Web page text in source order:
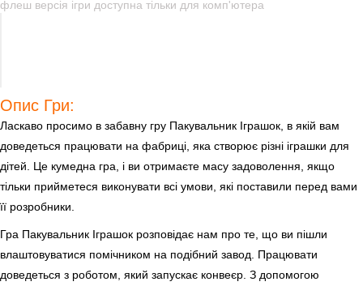
флеш версія ігри доступна тільки для комп'ютера
Опис Гри:
Ласкаво просимо в забавну гру Пакувальник Іграшок, в якій вам
доведеться працювати на фабриці, яка створює різні іграшки для
дітей. Це кумедна гра, і ви отримаєте масу задоволення, якщо
тільки прийметеся виконувати всі умови, які поставили перед вами
її розробники.
Гра Пакувальник Іграшок розповідає нам про те, що ви пішли
влаштовуватися помічником на подібний завод. Працювати
доведеться з роботом, який запускає конвеєр. З допомогою